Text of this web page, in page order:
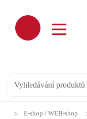
E-shop / WEB-shop